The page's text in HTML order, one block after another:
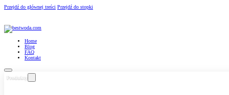
Przejdź do głównej treści Przejdź do stopki
Home
Blog
FAQ
Kontakt
Produkty